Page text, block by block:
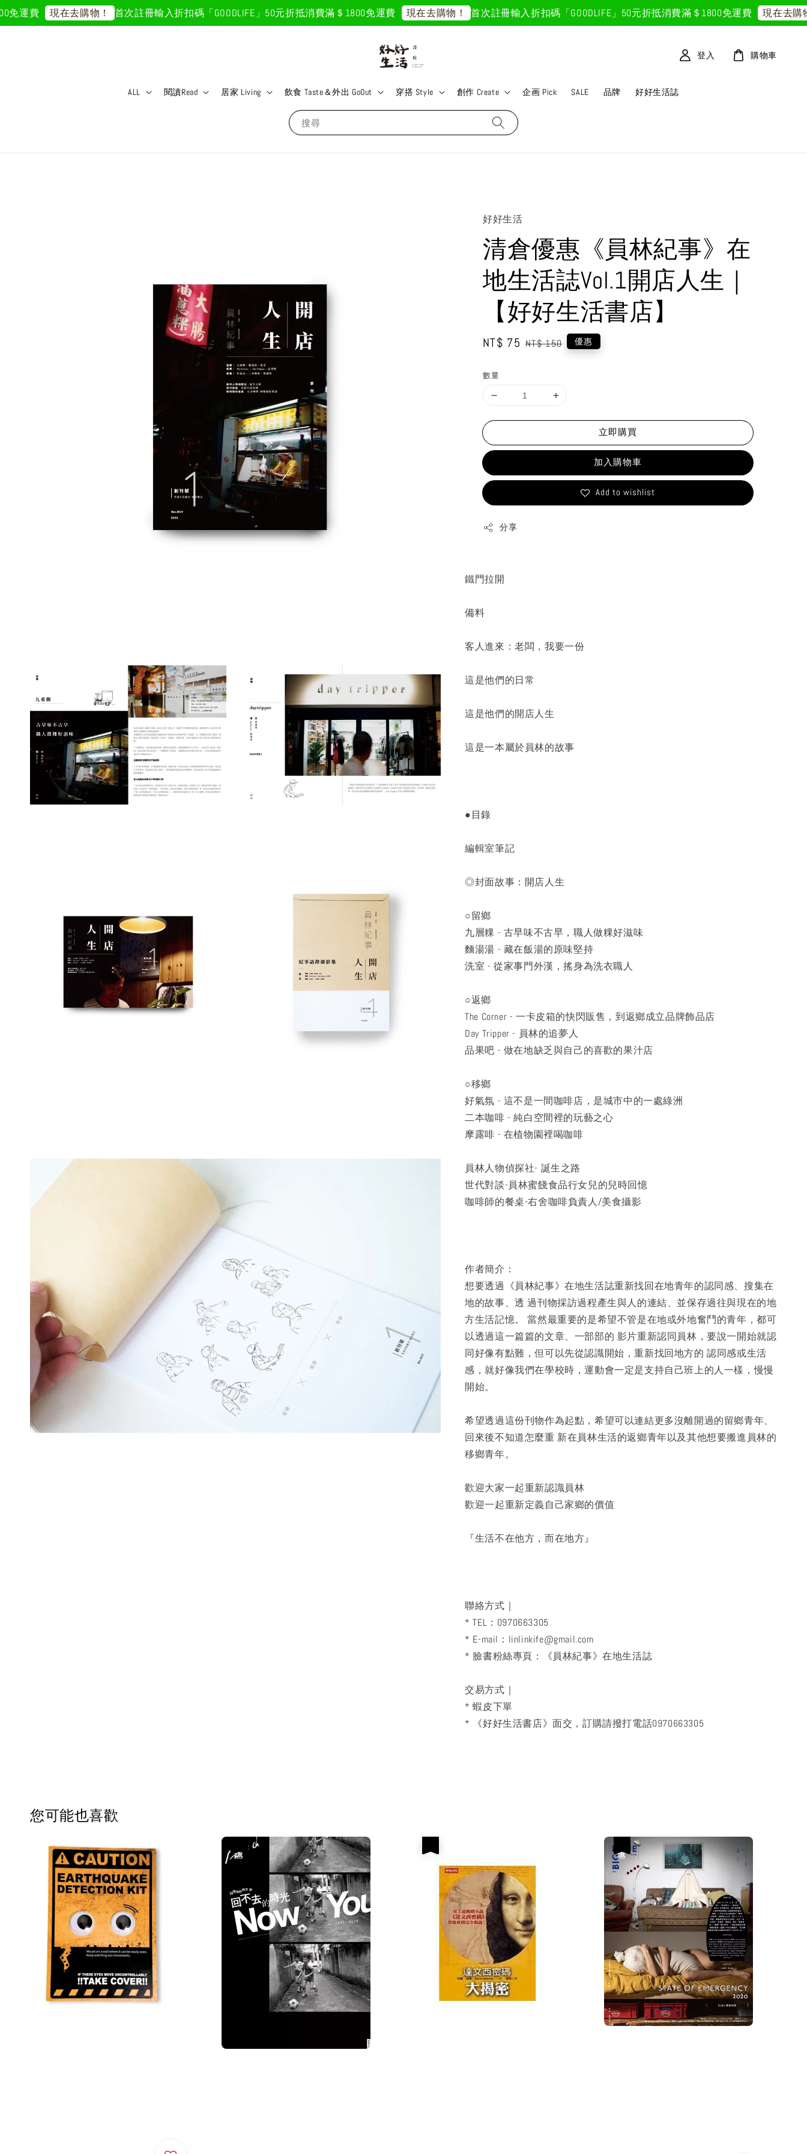
費 現在去購物！ 首次註冊輸入折扣碼「GOODLIFE」50元折抵消費滿＄1800免運費 現在去購物！ 首次註冊輸入折扣碼「GOODLIFE」50元折抵消費滿＄1800免運費 現在去購物！
搜尋
ALL 閱讀Read 居家 Living 飲食 Taste＆外出 GoOut 穿搭 Style 創作 Create 企画 Pick SALE 品牌 好好生活誌
登入 購物車
好好生活
清倉優惠《員林紀事》在
地生活誌Vol.1開店人生｜
【好好生活書店】
Sale
NT$ 75 Regular
NT$ 150 優惠
數量
立即購買
加入購物車
Add to wishlist
分享
鐵門拉開
備料
客人進來：老闆，我要一份
這是他們的日常
這是他們的開店人生
這是一本屬於員林的故事
●目錄
編輯室筆記
◎封面故事：開店人生
○留鄉
九層粿 - 古早味不古早，職人做粿好滋味
麵湯湯 - 藏在飯湯的原味堅持
洗室 - 從家事門外漢，搖身為洗衣職人
○返鄉
The Corner - 一卡皮箱的快閃販售，到返鄉成立品牌飾品店
Day Tripper - 員林的追夢人
品果吧 - 做在地缺乏與自己的喜歡的果汁店
○移鄉
好氣氛 - 這不是一間咖啡店，是城市中的一處綠洲
二本咖啡 - 純白空間裡的玩藝之心
摩露啡 - 在植物園裡喝咖啡
員林人物偵探社- 誕生之路
世代對談-員林蜜餞食品行女兒的兒時回憶
咖啡師的餐桌-右舍咖啡負責人/美食攝影
作者簡介：
想要透過《員林紀事》在地生活誌重新找回在地青年的認同感、搜集在
地的故事、透 過刊物採訪過程產生與人的連結、並保存過往與現在的地
方生活記憶。 當然最重要的是希望不管是在地或外地奮鬥的青年，都可
以透過這一篇篇的文章、一部部的 影片重新認同員林，要說一開始就認
同好像有點難，但可以先從認識開始，重新找回地方的 認同感或生活
感，就好像我們在學校時，運動會一定是支持自己班上的人一樣，慢慢
開始。
希望透過這份刊物作為起點，希望可以連結更多沒離開過的留鄉青年、
回來後不知道怎麼重 新在員林生活的返鄉青年以及其他想要搬進員林的
移鄉青年。
歡迎大家一起重新認識員林
歡迎一起重新定義自己家鄉的價值
『生活不在他方，而在地方』
聯絡方式｜
* TEL：0970663305
* E-mail：linlinkife@gmail.com
* 臉書粉絲專頁：《員林紀事》在地生活誌
交易方式｜
* 蝦皮下單
* 《好好生活書店》面交，訂購請撥打電話0970663305
您可能也喜歡